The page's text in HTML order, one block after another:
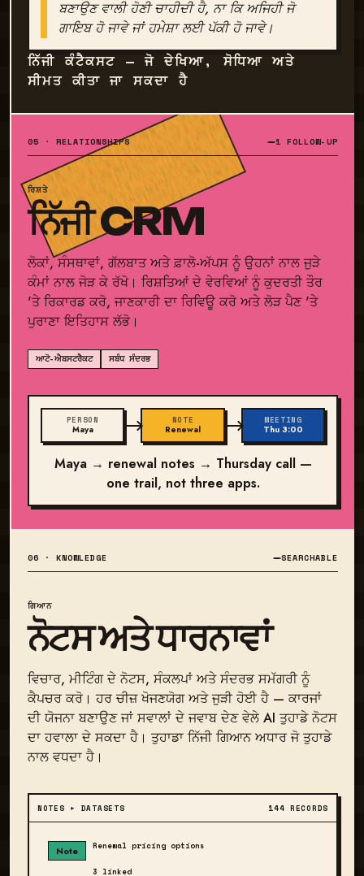
ਬਣਾਉਣ ਵਾਲੀ ਹੋਣੀ ਚਾਹੀਦੀ ਹੈ, ਨਾ ਕਿ ਅਜਿਹੀ ਜੋ
ਗਾਇਬ ਹੋ ਜਾਵੇ ਜਾਂ ਹਮੇਸ਼ਾ ਲਈ ਪੱਕੀ ਹੋ ਜਾਵੇ।
ਨਿੱਜੀ ਕੰਟੈਕਸਟ — ਜੋ ਦੇਖਿਆ, ਸੋਧਿਆ ਅਤੇ
ਸੀਮਤ ਕੀਤਾ ਜਾ ਸਕਦਾ ਹੈ
05 · RELATIONSHIPS 1 FOLLOW-UP
ਰਿਸ਼ਤੇ
ਨਿੱਜੀ CRM
ਲੋਕਾਂ, ਸੰਸਥਾਵਾਂ, ਗੱਲਬਾਤ ਅਤੇ ਫ਼ਾਲੋ-ਅੱਪਸ ਨੂੰ ਉਹਨਾਂ ਨਾਲ ਜੁੜੇ
ਕੰਮਾਂ ਨਾਲ ਜੋੜ ਕੇ ਰੱਖੋ। ਰਿਸ਼ਤਿਆਂ ਦੇ ਵੇਰਵਿਆਂ ਨੂੰ ਕੁਦਰਤੀ ਤੌਰ
'ਤੇ ਰਿਕਾਰਡ ਕਰੋ, ਜਾਣਕਾਰੀ ਦਾ ਰਿਵਿਊ ਕਰੋ ਅਤੇ ਲੋੜ ਪੈਣ 'ਤੇ
ਪੁਰਾਣਾ ਇਤਿਹਾਸ ਲੱਭੋ।
ਆਟੋ-ਐਬਸਟਰੈਕਟ ਸਬੰਧ ਸੰਦਰਭ
PERSON
Maya
NOTE
Renewal
MEETING
Thu 3:00
Maya → renewal notes → Thursday call —
one trail, not three apps.
06 · KNOWLEDGE SEARCHABLE
ਗਿਆਨ
ਨੋਟਸ ਅਤੇ ਧਾਰਨਾਵਾਂ
ਵਿਚਾਰ, ਮੀਟਿੰਗ ਦੇ ਨੋਟਸ, ਸੰਕਲਪਾਂ ਅਤੇ ਸੰਦਰਭ ਸਮੱਗਰੀ ਨੂੰ
ਕੈਪਚਰ ਕਰੋ। ਹਰ ਚੀਜ਼ ਖੋਜਣਯੋਗ ਅਤੇ ਜੁੜੀ ਹੋਈ ਹੈ — ਕਾਰਜਾਂ
ਦੀ ਯੋਜਨਾ ਬਣਾਉਣ ਜਾਂ ਸਵਾਲਾਂ ਦੇ ਜਵਾਬ ਦੇਣ ਵੇਲੇ AI ਤੁਹਾਡੇ ਨੋਟਸ
ਦਾ ਹਵਾਲਾ ਦੇ ਸਕਦਾ ਹੈ। ਤੁਹਾਡਾ ਨਿੱਜੀ ਗਿਆਨ ਅਧਾਰ ਜੋ ਤੁਹਾਡੇ
ਨਾਲ ਵਧਦਾ ਹੈ।
NOTES + DATASETS 144 RECORDS
Note Renewal pricing options
3 linked